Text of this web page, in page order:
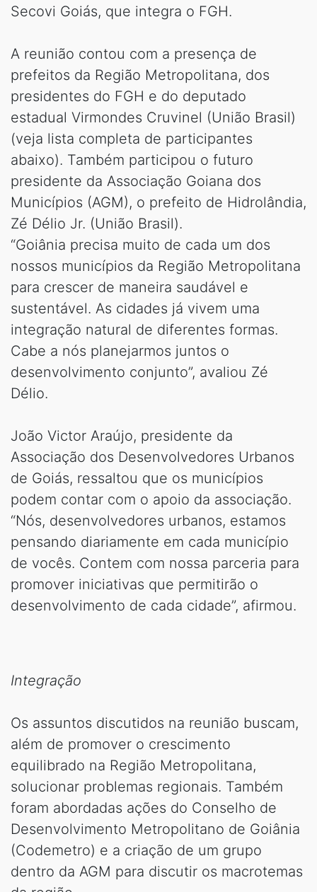
Secovi Goiás, que integra o FGH.
A reunião contou com a presença de
prefeitos da Região Metropolitana, dos
presidentes do FGH e do deputado
estadual Virmondes Cruvinel (União Brasil)
(veja lista completa de participantes
abaixo). Também participou o futuro
presidente da Associação Goiana dos
Municípios (AGM), o prefeito de Hidrolândia,
Zé Délio Jr. (União Brasil).
“Goiânia precisa muito de cada um dos
nossos municípios da Região Metropolitana
para crescer de maneira saudável e
sustentável. As cidades já vivem uma
integração natural de diferentes formas.
Cabe a nós planejarmos juntos o
desenvolvimento conjunto”, avaliou Zé
Délio.
João Victor Araújo, presidente da
Associação dos Desenvolvedores Urbanos
de Goiás, ressaltou que os municípios
podem contar com o apoio da associação.
“Nós, desenvolvedores urbanos, estamos
pensando diariamente em cada município
de vocês. Contem com nossa parceria para
promover iniciativas que permitirão o
desenvolvimento de cada cidade”, afirmou.
Integração
Os assuntos discutidos na reunião buscam,
além de promover o crescimento
equilibrado na Região Metropolitana,
solucionar problemas regionais. Também
foram abordadas ações do Conselho de
Desenvolvimento Metropolitano de Goiânia
(Codemetro) e a criação de um grupo
dentro da AGM para discutir os macrotemas